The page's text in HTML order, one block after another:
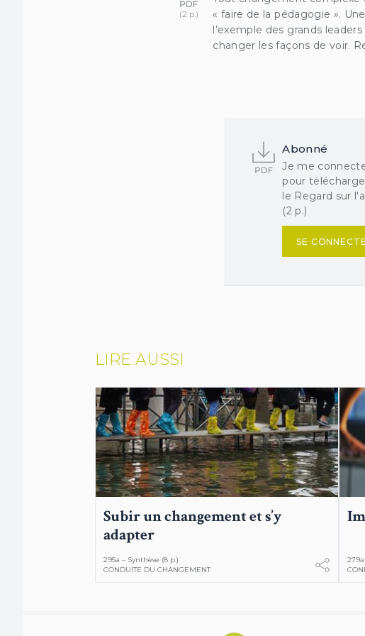
« faire de la pédagogie ».
l’exemple des grands
changer les façons de voir.
Abonné
Je me
pour
le Regard sur
(2 p.)
SE
LIRE AUSSI
Subir un changement et s’y
adapter
295a – Synthèse (8 p.)
CONDUITE DU CHANGEMENT